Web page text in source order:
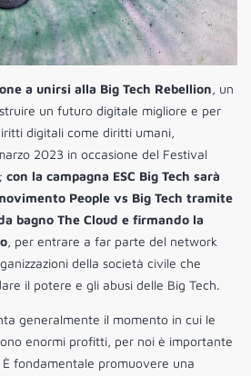
a unirsi alla Big Tech Rebellion, un
un futuro digitale migliore e per
digitali come diritti umani,
2023 in occasione del Festival
con la campagna ESC Big Tech sarà
People vs Big Tech tramite
bagno The Cloud e firmando la
, per entrare a far parte del network
della società civile che
il potere e gli abusi delle Big Tech.
generalmente il momento in cui le
enormi profitti, per noi è importante
fondamentale promuovere una